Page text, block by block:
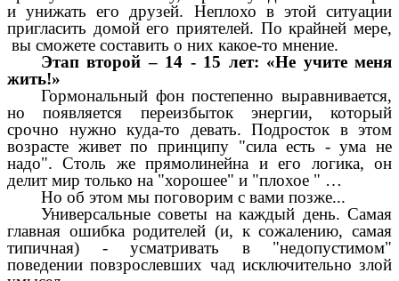
и унижать его друзей. Неплохо в этой ситуации
пригласить домой его приятелей. По крайней мере,
вы сможете составить о них какое-то мнение.
Этап второй – 14 - 15 лет: «Не учите меня
жить!»
Гормональный фон постепенно выравнивается,
но появляется переизбыток энергии, который
срочно нужно куда-то девать. Подросток в этом
возрасте живет по принципу "сила есть - ума не
надо". Столь же прямолинейна и его логика, он
делит мир только на "хорошее" и "плохое " …
Но об этом мы поговорим с вами позже...
Универсальные советы на каждый день. Самая
главная ошибка родителей (и, к сожалению, самая
типичная) - усматривать в "недопустимом"
поведении повзрослевших чад исключительно злой